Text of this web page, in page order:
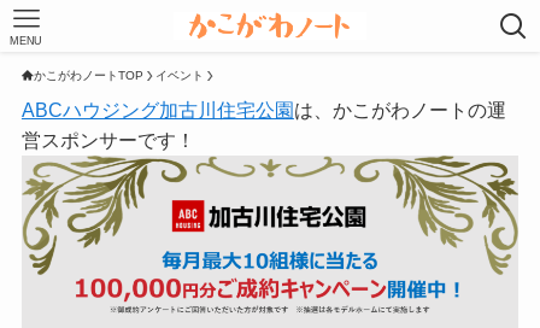
MENU
かこがわノートTOP イベント
ABCハウジング加古川住宅公園は、かこがわノートの運
営スポンサーです！